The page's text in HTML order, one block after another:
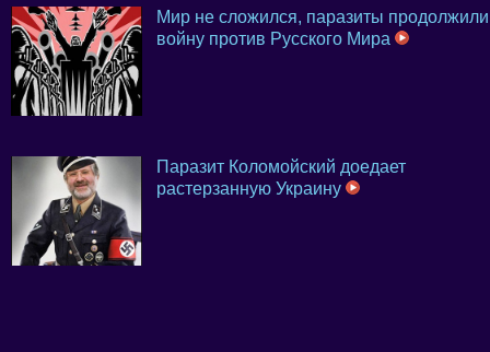
Мир не сложился, паразиты продолжили
войну против Русского Мира
Паразит Коломойский доедает
растерзанную Украину